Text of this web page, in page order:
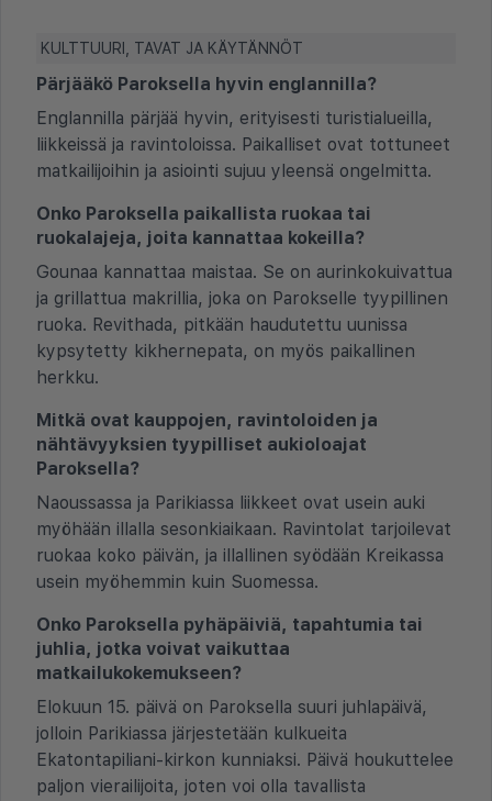
KULTTUURI, TAVAT JA KÄYTÄNNÖT
Pärjääkö Paroksella hyvin englannilla?
Englannilla pärjää hyvin, erityisesti turistialueilla,
liikkeissä ja ravintoloissa. Paikalliset ovat tottuneet
matkailijoihin ja asiointi sujuu yleensä ongelmitta.
Onko Paroksella paikallista ruokaa tai
ruokalajeja, joita kannattaa kokeilla?
Gounaa kannattaa maistaa. Se on aurinkokuivattua
ja grillattua makrillia, joka on Parokselle tyypillinen
ruoka. Revithada, pitkään haudutettu uunissa
kypsytetty kikhernepata, on myös paikallinen
herkku.
Mitkä ovat kauppojen, ravintoloiden ja
nähtävyyksien tyypilliset aukioloajat
Paroksella?
Naoussassa ja Parikiassa liikkeet ovat usein auki
myöhään illalla sesonkiaikaan. Ravintolat tarjoilevat
ruokaa koko päivän, ja illallinen syödään Kreikassa
usein myöhemmin kuin Suomessa.
Onko Paroksella pyhäpäiviä, tapahtumia tai
juhlia, jotka voivat vaikuttaa
matkailukokemukseen?
Elokuun 15. päivä on Paroksella suuri juhlapäivä,
jolloin Parikiassa järjestetään kulkueita
Ekatontapiliani-kirkon kunniaksi. Päivä houkuttelee
paljon vierailijoita, joten voi olla tavallista